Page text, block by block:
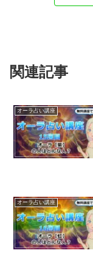
関連記事
オーラ占い講座
オーラ占い講座